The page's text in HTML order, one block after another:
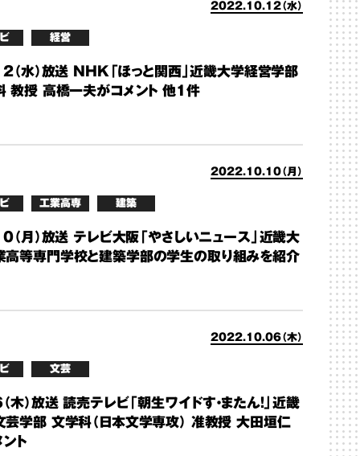
2022.10.12（水）
経営
水）放送 NHK「ほっと関西」近畿大学経営学部
教授 高橋一夫がコメント 他1件
2022.10.10（月）
工業高専 建築
月）放送 テレビ大阪「やさしいニュース」近畿大
高等専門学校と建築学部の学生の取り組みを紹介
2022.10.06（木）
文芸
）放送 読売テレビ「朝生ワイドす・またん！」近畿
芸学部 文学科（日本文学専攻） 准教授 大田垣仁
ト